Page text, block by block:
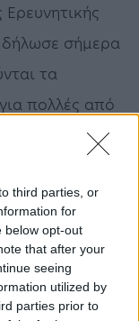
third parties, or
for
below opt-out
that after your
seeing
utilized by
parties prior to
δήλωσε σήμερα
τα
πολλές από
σήμερα σε
Επιτροπή
«επικίνδυνη
μέρες»,
η